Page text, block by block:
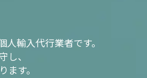
輸入代行業者です。
、
す。